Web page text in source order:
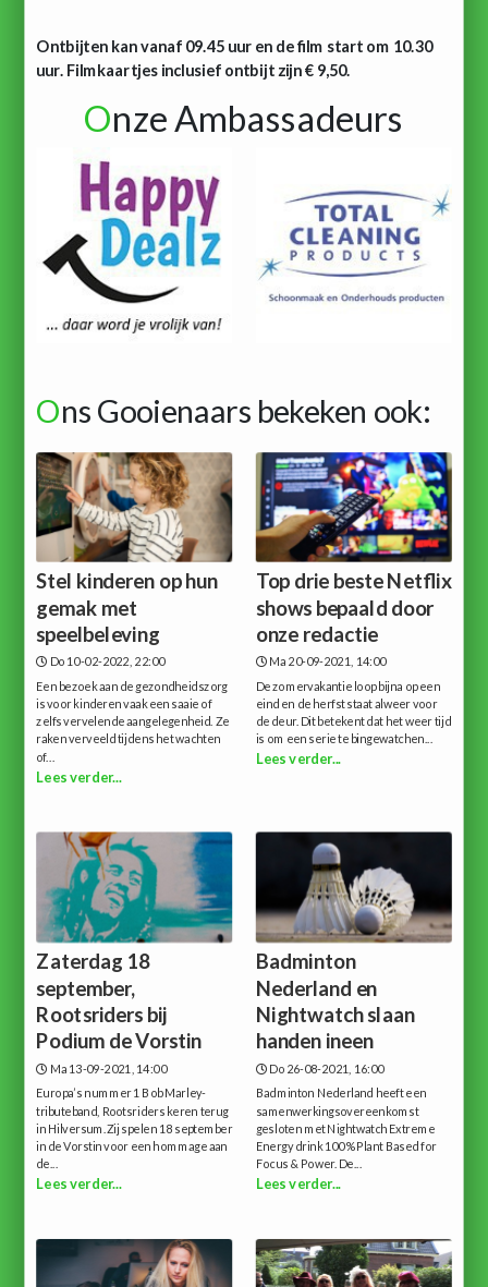
Ontbijten kan vanaf 09.45 uur en de film start om 10.30
uur. Filmkaartjes inclusief ontbijt zijn € 9,50.
Onze Ambassadeurs
Ons Gooienaars bekeken ook:
Stel kinderen op hun
gemak met
speelbeleving
Do 10-02-2022, 22:00
Een bezoek aan de gezondheidszorg
is voor kinderen vaak een saaie of
zelfs vervelende aangelegenheid. Ze
raken verveeld tijdens het wachten
of...
Lees verder...
Top drie beste Netflix
shows bepaald door
onze redactie
Ma 20-09-2021, 14:00
De zomervakantie loop bijna op een
eind en de herfst staat alweer voor
de deur. Dit betekent dat het weer tijd
is om een serie te bingewatchen...
Lees verder...
Zaterdag 18
september,
Rootsriders bij
Podium de Vorstin
Ma 13-09-2021, 14:00
Europa’s nummer 1 Bob Marley-
tributeband, Rootsriders keren terug
in Hilversum.Zij spelen 18 september
in de Vorstin voor een hommage aan
de...
Lees verder...
Badminton
Nederland en
Nightwatch slaan
handen ineen
Do 26-08-2021, 16:00
Badminton Nederland heeft een
samenwerkingsovereenkomst
gesloten met Nightwatch Extreme
Energy drink 100% Plant Based for
Focus & Power. De...
Lees verder...